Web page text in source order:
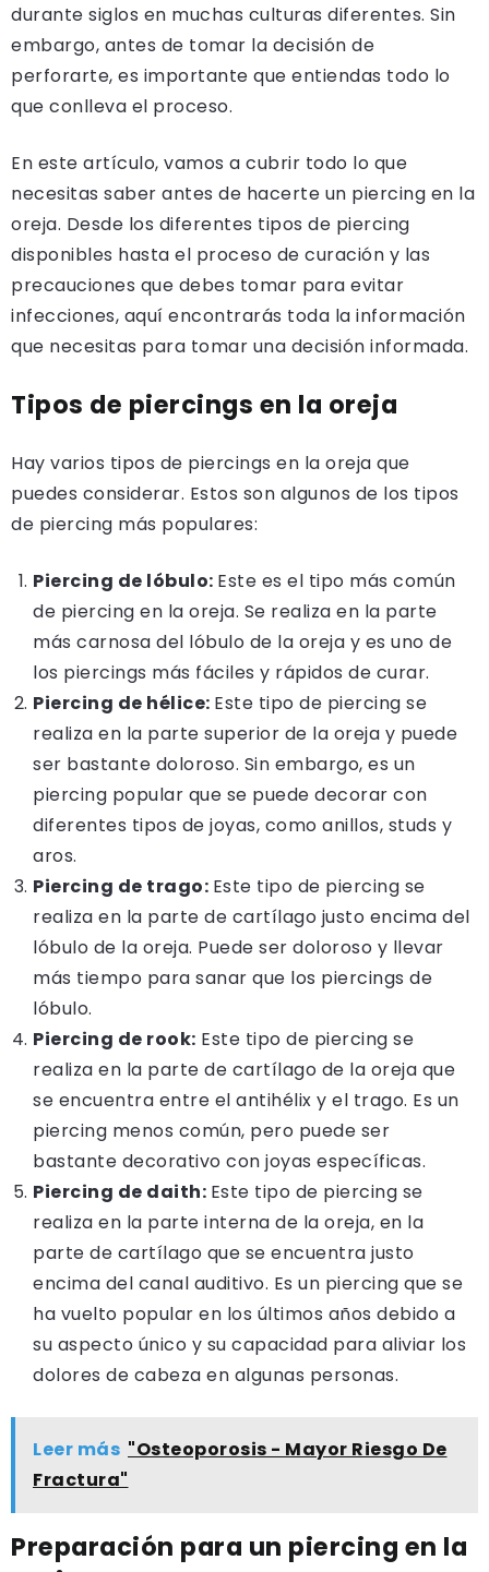
durante siglos en muchas culturas diferentes. Sin
embargo, antes de tomar la decisión de
perforarte, es importante que entiendas todo lo
que conlleva el proceso.
En este artículo, vamos a cubrir todo lo que
necesitas saber antes de hacerte un piercing en la
oreja. Desde los diferentes tipos de piercing
disponibles hasta el proceso de curación y las
precauciones que debes tomar para evitar
infecciones, aquí encontrarás toda la información
que necesitas para tomar una decisión informada.
Tipos de piercings en la oreja
Hay varios tipos de piercings en la oreja que
puedes considerar. Estos son algunos de los tipos
de piercing más populares:
Piercing de lóbulo: Este es el tipo más común
de piercing en la oreja. Se realiza en la parte
más carnosa del lóbulo de la oreja y es uno de
los piercings más fáciles y rápidos de curar.
Piercing de hélice: Este tipo de piercing se
realiza en la parte superior de la oreja y puede
ser bastante doloroso. Sin embargo, es un
piercing popular que se puede decorar con
diferentes tipos de joyas, como anillos, studs y
aros.
Piercing de trago: Este tipo de piercing se
realiza en la parte de cartílago justo encima del
lóbulo de la oreja. Puede ser doloroso y llevar
más tiempo para sanar que los piercings de
lóbulo.
Piercing de rook: Este tipo de piercing se
realiza en la parte de cartílago de la oreja que
se encuentra entre el antihélix y el trago. Es un
piercing menos común, pero puede ser
bastante decorativo con joyas específicas.
Piercing de daith: Este tipo de piercing se
realiza en la parte interna de la oreja, en la
parte de cartílago que se encuentra justo
encima del canal auditivo. Es un piercing que se
ha vuelto popular en los últimos años debido a
su aspecto único y su capacidad para aliviar los
dolores de cabeza en algunas personas.
Leer más "Osteoporosis - Mayor Riesgo De
Fractura"
Preparación para un piercing en la